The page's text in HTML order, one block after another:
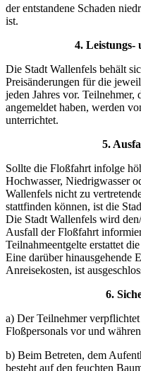
der entstandene Schaden
ist.
4. Leistungs-
Die Stadt Wallenfels behält
Preisänderungen für die
jeden Jahres vor. Teilnehmer,
angemeldet haben, werden
unterrichtet.
5.
Sollte die Floßfahrt infolge
Hochwasser, Niedrigwasser
Wallenfels nicht zu
stattfinden können, ist die
Die Stadt Wallenfels wird
Ausfall der Floßfahrt
Teilnahmeentgelte erstattet
Eine darüber hinausgehende
Anreisekosten, ist
6.
a) Der Teilnehmer
Floßpersonals vor und
b) Beim Betreten, dem
besteht auf den feuchten